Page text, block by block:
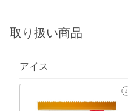
取り扱い商品
アイス